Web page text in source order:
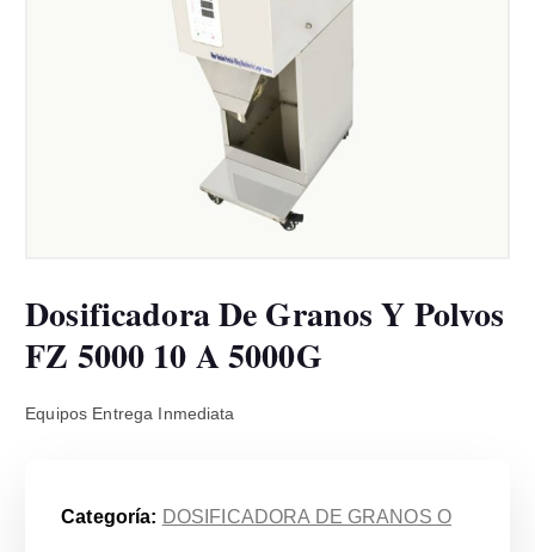
Dosificadora De Granos Y Polvos
FZ 5000 10 A 5000G
Equipos Entrega Inmediata
Categoría: DOSIFICADORA DE GRANOS O